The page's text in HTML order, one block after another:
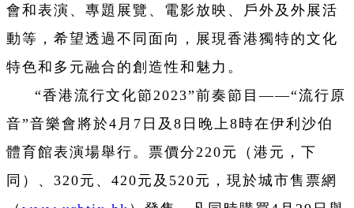
會和表演、專題展覽、電影放映、戶外及外展活
動等，希望透過不同面向，展現香港獨特的文化
特色和多元融合的創造性和魅力。
“香港流行文化節2023”前奏節目——“流行原
音”音樂會將於4月7日及8日晚上8時在伊利沙伯
體育館表演場舉行。票價分220元（港元，下
同）、320元、420元及520元，現於城市售票網